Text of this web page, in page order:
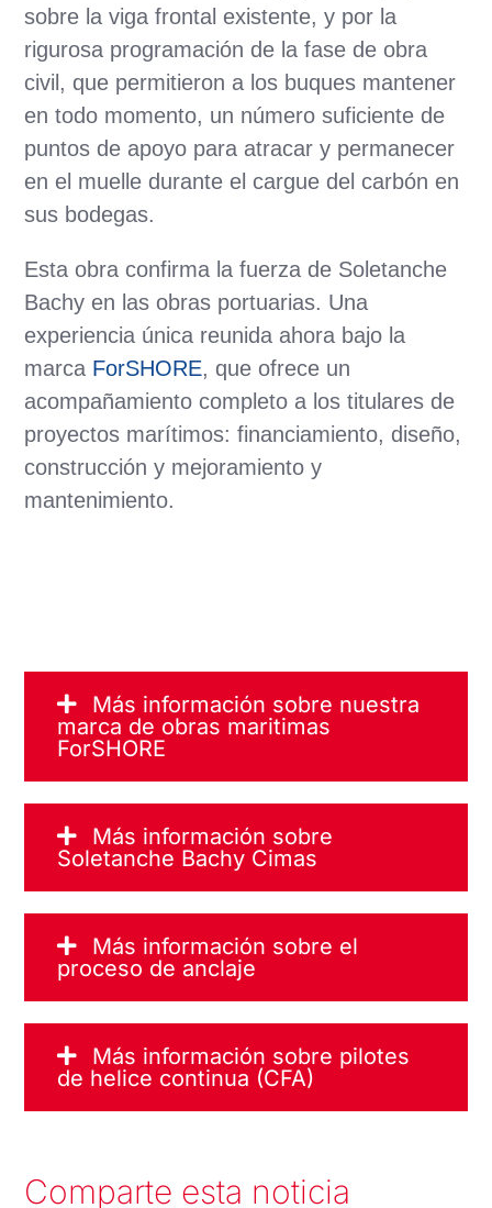
sobre la viga frontal existente, y por la
rigurosa programación de la fase de obra
civil, que permitieron a los buques mantener
en todo momento, un número suficiente de
puntos de apoyo para atracar y permanecer
en el muelle durante el cargue del carbón en
sus bodegas.
Esta obra confirma la fuerza de Soletanche
Bachy en las obras portuarias. Una
experiencia única reunida ahora bajo la
marca ForSHORE, que ofrece un
acompañamiento completo a los titulares de
proyectos marítimos: financiamiento, diseño,
construcción y mejoramiento y
mantenimiento.
Más información sobre nuestra
marca de obras maritimas
ForSHORE
Más información sobre
Soletanche Bachy Cimas
Más información sobre el
proceso de anclaje
Más información sobre pilotes
de helice continua (CFA)
Comparte esta noticia